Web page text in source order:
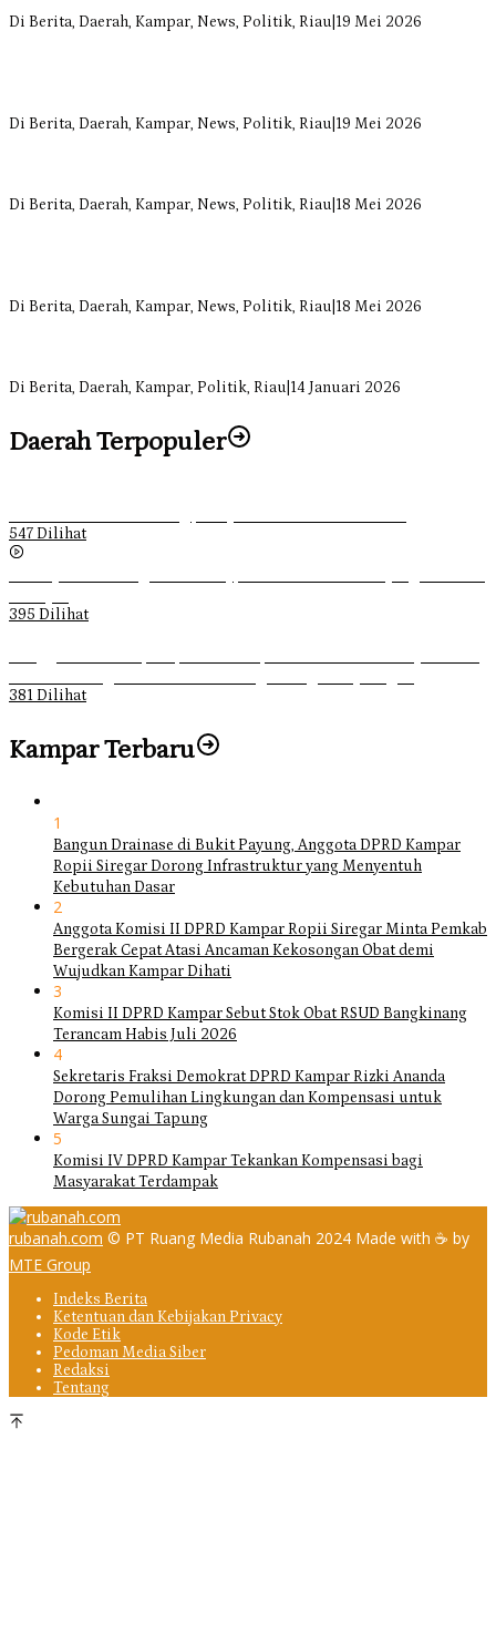
Di Berita, Daerah, Kampar, News, Politik, Riau 19 Mei 2026
Di Berita, Daerah, Kampar, News, Politik, Riau 19 Mei 2026
Di Berita, Daerah, Kampar, News, Politik, Riau 18 Mei 2026
Di Berita, Daerah, Kampar, News, Politik, Riau 18 Mei 2026
Di Berita, Daerah, Kampar, Politik, Riau 14 Januari 2026
Daerah Terpopuler
547 Dilihat
395 Dilihat
381 Dilihat
Kampar Terbaru
1
Bangun Drainase di Bukit Payung, Anggota DPRD Kampar
Ropii Siregar Dorong Infrastruktur yang Menyentuh
Kebutuhan Dasar
2
Anggota Komisi II DPRD Kampar Ropii Siregar Minta Pemkab
Bergerak Cepat Atasi Ancaman Kekosongan Obat demi
Wujudkan Kampar Dihati
3
Komisi II DPRD Kampar Sebut Stok Obat RSUD Bangkinang
Terancam Habis Juli 2026
4
Sekretaris Fraksi Demokrat DPRD Kampar Rizki Ananda
Dorong Pemulihan Lingkungan dan Kompensasi untuk
Warga Sungai Tapung
5
Komisi IV DPRD Kampar Tekankan Kompensasi bagi
Masyarakat Terdampak
rubanah.com © PT Ruang Media Rubanah 2024 Made with ☕ by
MTE Group
Indeks Berita
Ketentuan dan Kebijakan Privacy
Kode Etik
Pedoman Media Siber
Redaksi
Tentang